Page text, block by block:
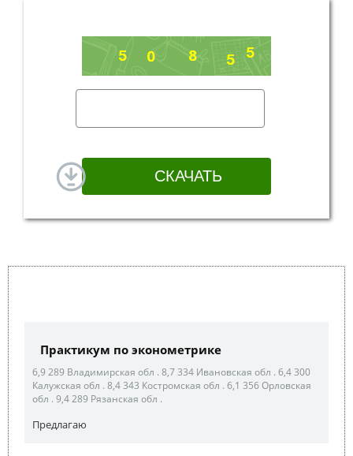
Практикум по эконометрике
6,9 289 Владимирская обл . 8,7 334 Ивановская обл . 6,4 300
Калужская обл . 8,4 343 Костромская обл . 6,1 356 Орловская
обл . 9,4 289 Рязанская обл .
Предлагаю